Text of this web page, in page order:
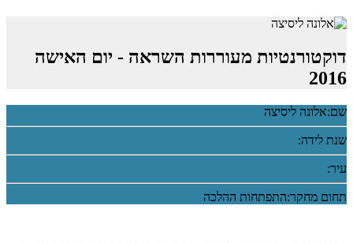
דוקטורנטיות מעוררות השראה - יום האישה
2016
שם:אלונה ליסיצה
שנת לידה:
עיר:
תחום מחקר:התפתחות ההלכה